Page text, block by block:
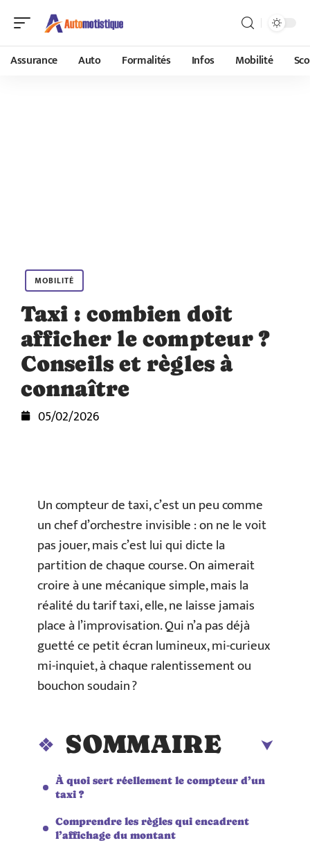
Assurance Auto Formalités Infos Mobilité
MOBILITÉ
Taxi : combien doit
afficher le compteur ?
Conseils et règles à
connaître
05/02/2026
Un compteur de taxi, c’est un peu comme
un chef d’orchestre invisible : on ne le voit
pas jouer, mais c’est lui qui dicte la
partition de chaque course. On aimerait
croire à une mécanique simple, mais la
réalité du tarif taxi, elle, ne laisse jamais
place à l’improvisation. Qui n’a pas déjà
guetté ce petit écran lumineux, mi-curieux
mi-inquiet, à chaque ralentissement ou
bouchon soudain ?
SOMMAIRE
À quoi sert réellement le compteur d’un
taxi ?
Comprendre les règles qui encadrent
l’affichage du montant